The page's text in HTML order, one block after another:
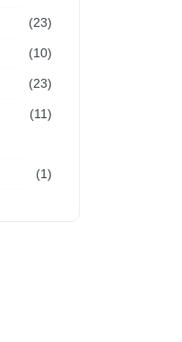
(23)
(10)
(23)
(11)
(1)